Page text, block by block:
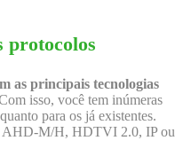
protocolos
as principais tecnologias
isso, você tem inúmeras
para os já existentes.
AHD-M/H, HDTVI 2.0, IP ou